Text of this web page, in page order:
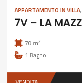
APPARTAMENTO IN VILLA,
70 m2
1 Bagno